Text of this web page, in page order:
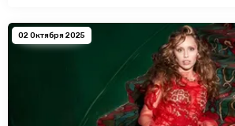
02 Октября 2025